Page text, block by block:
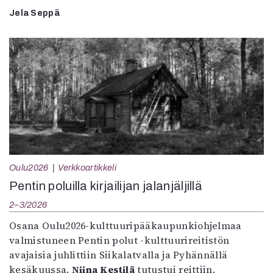
Jela Seppä
Oulu2026 Verkkoartikkeli
Pentin poluilla kirjailijan jalanjäljillä
2–3/2026
Osana Oulu2026-kulttuuripääkaupunkiohjelmaa
valmistuneen Pentin polut -kulttuurireitistön
avajaisia juhlittiin Siikalatvalla ja Pyhännällä
kesäkuussa. Niina Kestilätutustui reittiin.